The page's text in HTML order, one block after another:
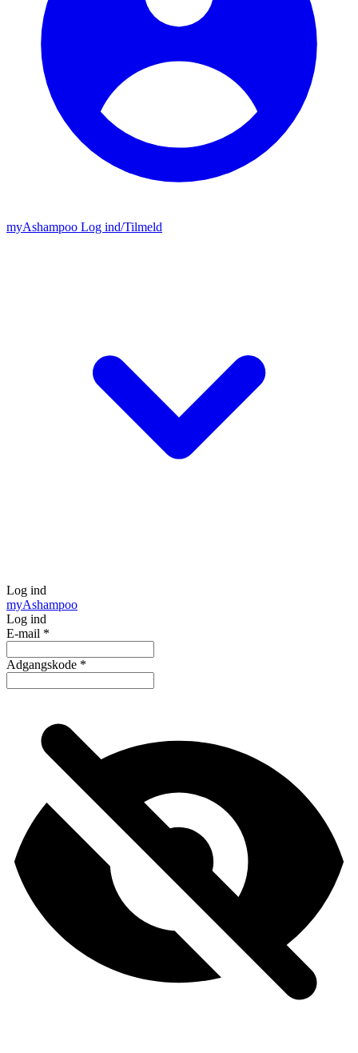
myAshampoo Log ind/Tilmeld
Log ind
myAshampoo
Log ind
E-mail *
Adgangskode *